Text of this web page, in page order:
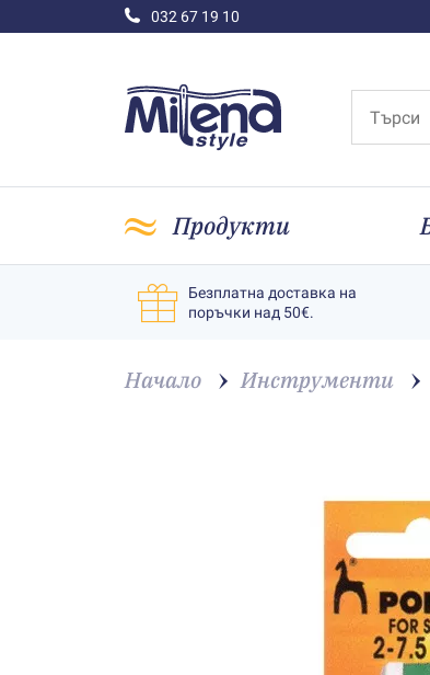
032 67 19 10
Продукти
Безплатна доставка на
поръчки над 50€.
Начало Инструменти